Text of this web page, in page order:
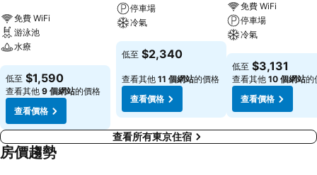
免費 WiFi
游泳池
水療
查看價格
低至 $1,590
查看其他 9 個網站的價格
查看價格
停車場
冷氣
查看價格
低至 $2,340
查看其他 11 個網站的價格
查看價格
免費 WiFi
停車場
冷氣
查看價格
低至 $3,131
查看其他 10 個網站的
查看價格
查看所有東京住宿
房價趨勢